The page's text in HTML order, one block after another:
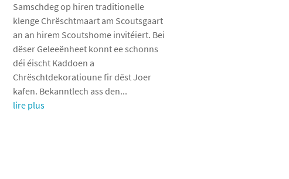
Samschdeg op hiren traditionelle
klenge Chrëschtmaart am Scoutsgaart
an an hirem Scoutshome invitéiert. Bei
dëser Geleeënheet konnt ee schonns
déi éischt Kaddoen a
Chrëschtdekoratioune fir dëst Joer
kafen. Bekanntlech ass den...
lire plus